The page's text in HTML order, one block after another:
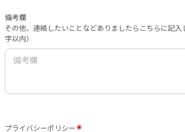
備考欄
その他、連絡したいことなどありましたらこちらに記
字以内）
プライバシーポリシー